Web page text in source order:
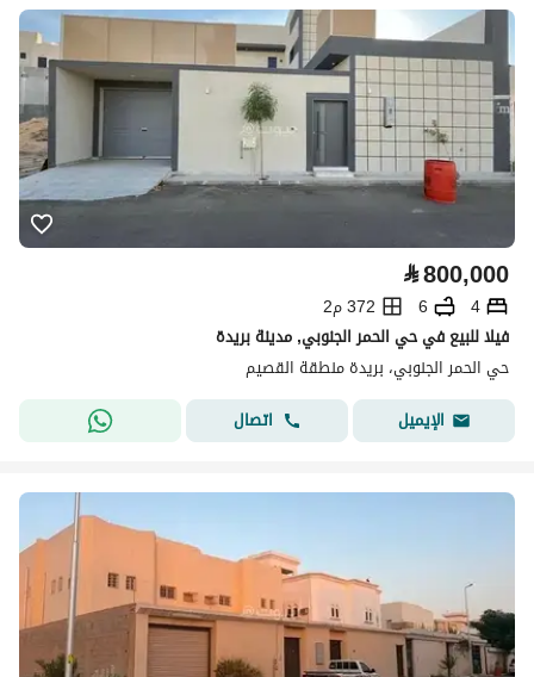
⃁800,000
4
6
372 م2
فيلا للبيع في حي الحمر الجنوبي, مدينة بريدة
حي الحمر الجنوبي، بريدة منطقة القصيم
الإيميل
اتصال